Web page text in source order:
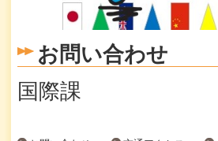
お問い合わせ
国際課